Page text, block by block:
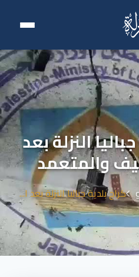
النزلة بعد
والمتعمد
كراج بلدية جباليا النزلة بعد ا...